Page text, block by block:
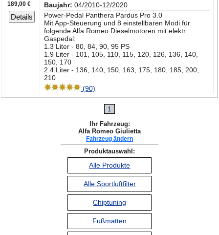
189,00 €
Details
Baujahr: 04/2010-12/2020
Power-Pedal Panthera Pardus Pro 3.0
Mit App-Steuerung und 8 einstellbaren Modi für
folgende Alfa Romeo Dieselmotoren mit elektr.
Gaspedal:
1.3 Liter - 80, 84, 90, 95 PS
1.9 Liter - 101, 105, 110, 115, 120, 126, 136, 140,
150, 170
2.4 Liter - 136, 140, 150, 163, 175, 180, 185, 200,
210
(90)
1
Ihr Fahrzeug:
Alfa Romeo Giulietta
Fahrzeug ändern
Produktauswahl:
Alle Produkte
Alle Sportluftfilter
Chiptuning
Fußmatten